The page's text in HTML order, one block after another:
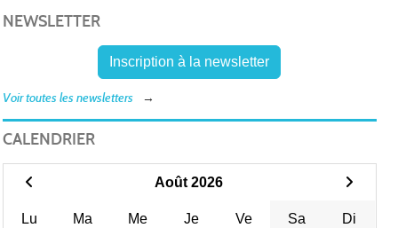
NEWSLETTER
Inscription à la newsletter
Voir toutes les newsletters
CALENDRIER
Août 2026
Lu Ma Me Je Ve Sa Di